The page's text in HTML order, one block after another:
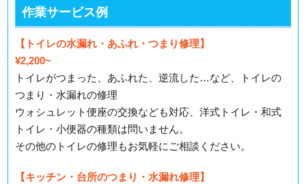
作業サービス例
【トイレの水漏れ・あふれ・つまり修理】
¥2,200~
トイレがつまった、あふれた、逆流した…など、トイレの
つまり・水漏れの修理
ウォシュレット便座の交換なども対応、洋式トイレ・和式
トイレ・小便器の種類は問いません。
その他のトイレの修理もお気軽にご相談ください。
【キッチン・台所のつまり・水漏れ修理】